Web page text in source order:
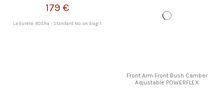
179 €
La dureté: 80Sha - Standard No. on diag: 1
Front Arm Front Bush Camber
Adjustable POWERFLEX